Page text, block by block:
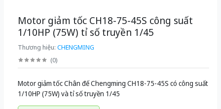
Motor giảm tốc CH18-75-45S công suất
1/10HP (75W) tỉ số truyền 1/45
Thương hiệu: CHENGMING
(0)
Motor giảm tốc Chân đế Chengming CH18-75-45S có công suất
1/10HP (75W) và tỉ số truyền 1/45